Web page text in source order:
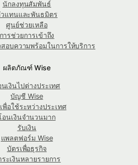
นักลงทุนสัมพันธ์
แทนและพันธมิตร
ศูนย์ช่วยเหลือ
การช่วยการเข้าถึง
สอบความพร้อมในการให้บริการ
ผลิตภัณฑ์ Wise
เงินไปต่างประเทศ
บัญชี Wise
พื่อใช้ระหว่างประเทศ
อนเงินจำนวนมาก
รับเงิน
แพลตฟอร์ม Wise
บัตรเพื่อธุรกิจ
ะเงินหลายรายการ